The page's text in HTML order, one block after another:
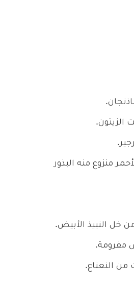
منزوع منه البذور
خل النبيذ الأبيض.
مفرومة.
من النعناع.